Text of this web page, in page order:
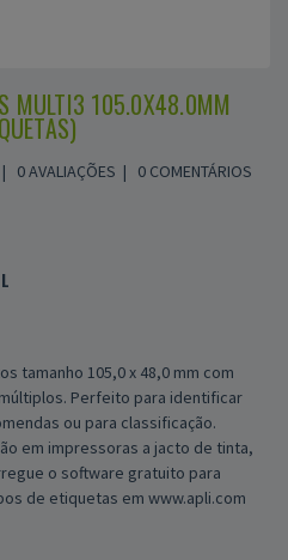
MULTI3 105.0X48.0MM
0 AVALIAÇÕES | 0 COMENTÁRIOS
tamanho 105,0 x 48,0 mm com
Perfeito para identificar
ou para classificação.
em impressoras a jacto de tinta,
o software gratuito para
de etiquetas em www.apli.com